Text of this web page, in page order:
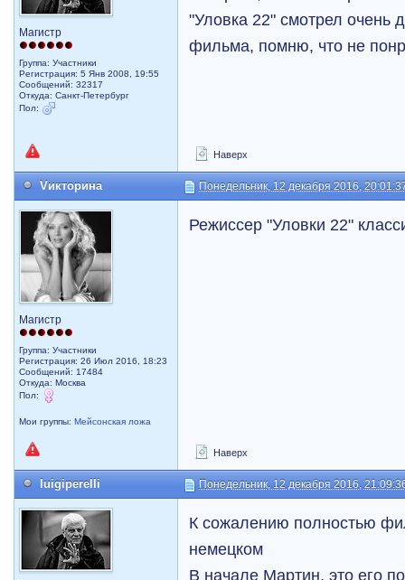
Магистр
Группа: Участники
Регистрация: 5 Янв 2008, 19:55
Сообщений: 32317
Откуда: Санкт-Петербург
Пол:
"Уловка 22" смотрел очень
фильма, помню, что не
Наверх
Vикторина Понедельник, 12 декабря 2016,
Магистр
Группа: Участники
Регистрация: 26 Июл 2016, 18:23
Сообщений: 17484
Откуда: Москва
Пол:
Мои группы:Мейсонская ложа
Режиссер "Уловки 22"
Наверх
luigiperelli Понедельник, 12 декабря 2016,
К сожалению полностью
немецком
В начале Мартин, это его